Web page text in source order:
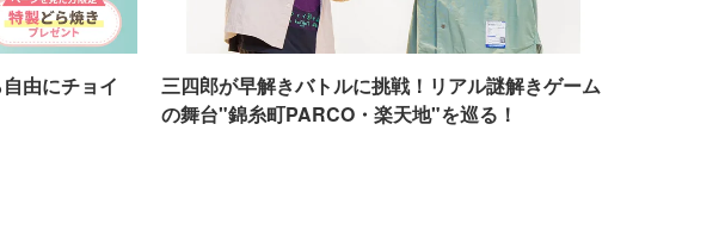
由にチョイ
三四郎が早解きバトルに挑戦！リアル謎解きゲーム
の舞台"錦糸町PARCO・楽天地"を巡る！